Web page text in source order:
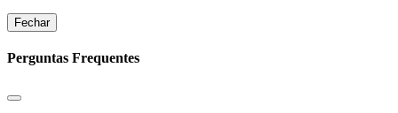
Fechar
Perguntas Frequentes